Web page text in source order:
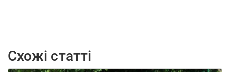
Схожі статті